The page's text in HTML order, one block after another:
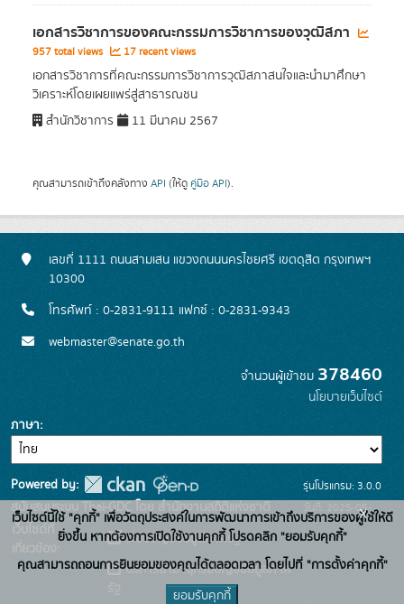
เอกสารวิชาการของคณะกรรมการวิชาการของวุฒิสภา
957 total views 17 recent views
เอกสารวิชาการที่คณะกรรมการวิชาการวุฒิสภาสนใจและนำมาศึกษา
วิเคราะห์โดยเผยแพร่สู่สาธารณชน
สำนักวิชาการ
11 มีนาคม 2567
คุณสามารถเข้าถึงคลังทาง API (ให้ดู คู่มือ API).
เลขที่ 1111 ถนนสามเสน แขวงถนนนครไชยศรี เขตดุสิต กรุงเทพฯ
10300
โทรศัพท์ : 0-2831-9111 แฟกซ์ : 0-2831-9343
webmaster@senate.go.th
จำนวนผู้เข้าชม 378460
นโยบายเว็บไซต์
ภาษา
Powered by:
สนับสนุนระบบ Thai-GDC โดย สำนักงานสถิติแห่งชาติ
เว็บไซต์ที่
เกี่ยวข้อง:
ระบบบัญชีข้อมูลภาครัฐ
บริการนามานุกรมบัญชีข้อมูลภาค
รุ่นโปรแกรม: 3.0.0
วันที่: 2025-05-
30
เว็บไซต์นี้ใช้ "คุกกี้" เพื่อวัตถุประสงค์ในการพัฒนาการเข้าถึงบริการของผู้ใช้ให้ดี
ยิ่งขึ้น หากต้องการเปิดใช้งานคุกกี้ โปรดคลิก "ยอมรับคุกกี้"
คุณสามารถถอนการยินยอมของคุณได้ตลอดเวลา โดยไปที่ "การตั้งค่าคุกกี้"
ยอมรับคุกกี้
x